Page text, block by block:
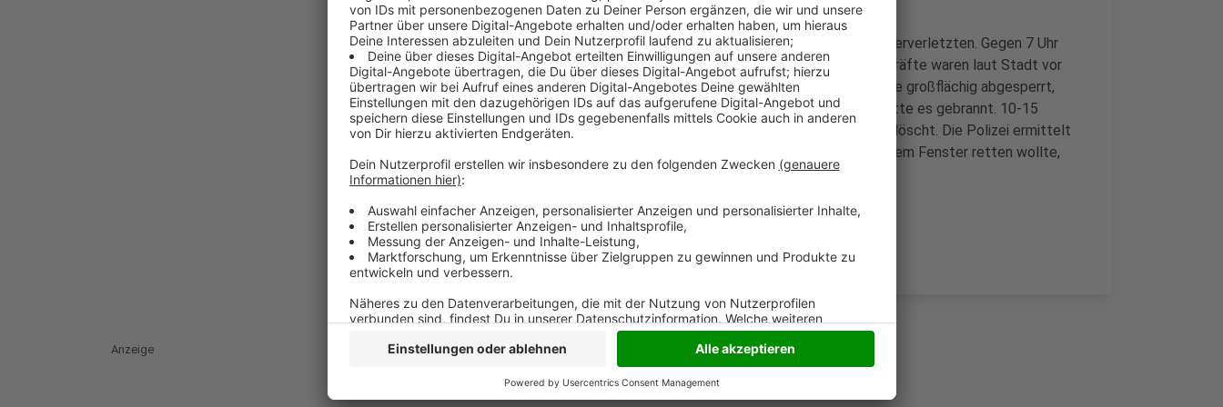
In Duisburg gibt es nach einer Verpuffung am Morgen einen Schwerverletzten. Gegen 7 Uhr
hatten Anwohner ein Explosionsgeräusch gemeldet. 200 Einsatzkräfte waren laut Stadt vor
Ort. Der Bereich um die Mülheimer Straße und Grabenstraße wurde großflächig abgesperrt,
sagte die Polizei. Im Dachgeschoss eines Mehrfamilienhauses hatte es gebrannt. 10-15
Personen mussten betreut werden. Das Feuer ist mittlerweile gelöscht. Die Polizei ermittelt
zur Brandursache. Bei der Person, die sich mit einem Sprung aus dem Fenster retten wollte,
besteht aktuell KEINE Lebensgefahr mehr.
Anzeige
Anzeige